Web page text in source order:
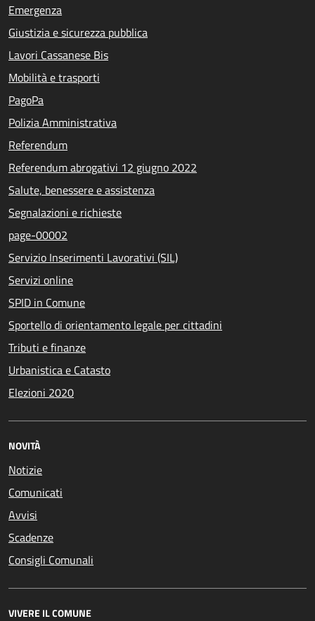
Emergenza
Giustizia e sicurezza pubblica
Lavori Cassanese Bis
Mobilità e trasporti
PagoPa
Polizia Amministrativa
Referendum
Referendum abrogativi 12 giugno 2022
Salute, benessere e assistenza
Segnalazioni e richieste
page-00002
Servizio Inserimenti Lavorativi (SIL)
Servizi online
SPID in Comune
Sportello di orientamento legale per cittadini
Tributi e finanze
Urbanistica e Catasto
Elezioni 2020
NOVITÀ
Notizie
Comunicati
Avvisi
Scadenze
Consigli Comunali
VIVERE IL COMUNE